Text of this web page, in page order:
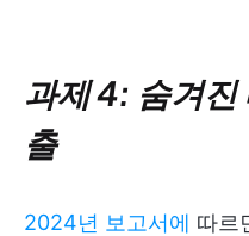
과제 4: 숨겨진
출
2024년 보고서에 따르